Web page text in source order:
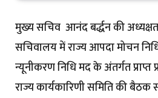
मुख्य सचिव आनंद बर्द्धन की
सचिवालय में राज्य आपदा मोचन
न्यूनीकरण निधि मद के अंतर्गत प्राप्त
राज्य कार्यकारिणी समिति की